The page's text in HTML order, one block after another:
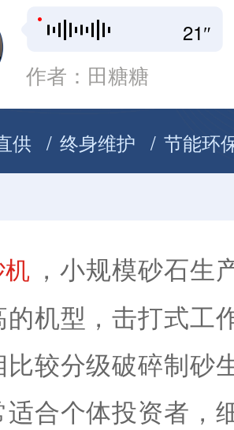
21″
作者：田糖糖
供 终身维护 节能环
，小规模砂石生
机型，击打式工
较分级破碎制砂
合个体投资者，